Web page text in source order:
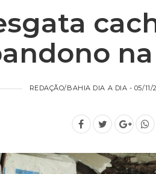
REDAÇÃO/BAHIA DIA A DIA - 05/11/